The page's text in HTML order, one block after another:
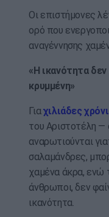
Οι επιστήμονες
ορό που
αναγέννησης
«Η ικανότητα
κρυμμένη»
Γιαχιλιάδες
του Αριστοτέλη —
αναρωτιούνται
σαλαμάνδρες,
χαμένα άκρα, ενώ
άνθρωποι, δεν
ικανότητα.